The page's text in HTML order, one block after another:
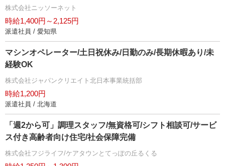
株式会社ニッソーネット
時給1,400円～2,125円
派遣社員 / 愛知県
マシンオペレーター/土日祝休み/日勤のみ/長期休暇あり/未
経験OK
株式会社ジャパンクリエイト北日本事業統括部
時給1,200円
派遣社員 / 北海道
「週2から可」調理スタッフ/無資格可/シフト相談可/サービ
ス付き高齢者向け住宅/社会保障完備
株式会社フジライフ/ケアタウンとてっぽの丘るくる